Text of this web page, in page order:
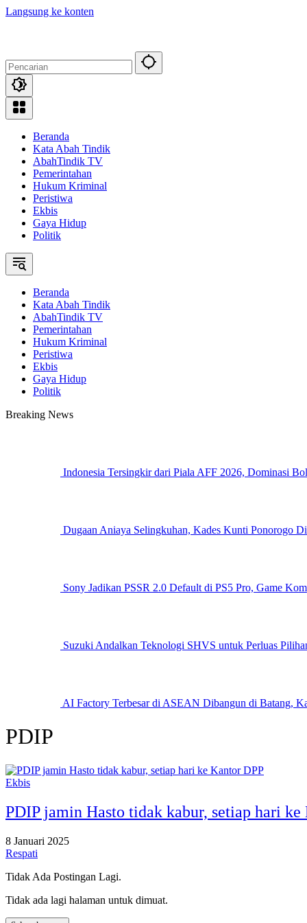
Langsung ke konten
Beranda
Kata Abah Tindik
AbahTindik TV
Pemerintahan
Hukum Kriminal
Peristiwa
Ekbis
Gaya Hidup
Politik
Beranda
Kata Abah Tindik
AbahTindik TV
Pemerintahan
Hukum Kriminal
Peristiwa
Ekbis
Gaya Hidup
Politik
Breaking News
Indonesia Tersingkir dari Piala AFF 2026, Dominasi
Dugaan Aniaya Selingkuhan, Kades Kunti Ponorogo
Sony Jadikan PSSR 2.0 Default di PS5 Pro, Game
Suzuki Andalkan Teknologi SHVS untuk Perluas
AI Factory Terbesar di ASEAN Dibangun di Batang,
PDIP
Ekbis
PDIP jamin Hasto tidak kabur, setiap hari ke
8 Januari 2025
Respati
Tidak Ada Postingan Lagi.
Tidak ada lagi halaman untuk dimuat.